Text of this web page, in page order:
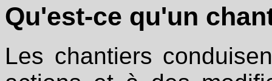
Qu'est-ce qu'un
Les chantiers